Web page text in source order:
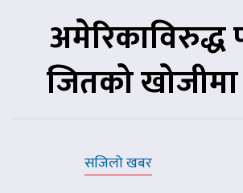
अमेरिकाविरुद्ध
जितको
सजिलो खबर